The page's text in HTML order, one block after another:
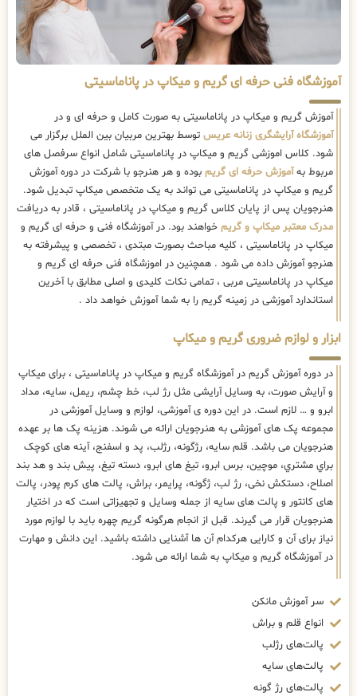
آموزشگاه فنی حرفه ای گریم و میکاپ در پاناماسیتی
آموزش گریم و میکاپ در پاناماسیتی به صورت کامل و حرفه ای و در
آموزشگاه آرایشگری زنانه عریس توسط بهترین مربیان بین الملل برگزار می
شود. کلاس اموزشی گریم و میکاپ در پاناماسیتی شامل انواع سرفصل های
مربوط بهآموزش حرفه ای گریم بوده و هر هنرجو با شرکت در دوره آموزش
گریم و میکاپ در پاناماسیتی می تواند به یک متخصص میکاپ تبدیل شود.
هنرجویان پس از پایان کلاس گریم و میکاپ در پاناماسیتی ، قادر به دریافت
مدرک معتبر میکاپ و گریم خواهند بود. در آموزشگاه فنی و حرفه ای گریم و
میکاپ در پاناماسیتی ، کلیه مباحث بصورت مبتدی ، تخصصی و پیشرفته به
هنرجو آموزش داده می شود . همچنین در اموزشگاه فنی حرفه ای گریم و
میکاپ در پاناماسیتی مربی ، تمامی نکات کلیدی و اصلی مطابق با آخرین
استاندارد آموزشی در زمینه گریم را به شما آموزش خواهد داد .
ابزار و لوازم ضروری گریم و میکاپ
در دوره آموزش گریم در آموزشگاه گریم و میکاپ در پاناماسیتی ، برای میکاپ
و آرایش صورت، به وسایل آرایشی مثل رژ لب، خط چشم، ریمل، سایه، مداد
ابرو و … لازم است. در این دوره ی آموزشی، لوازم و وسایل آموزشی در
مجموعه پک های آموزشی به هنرجویان ارائه می شوند. هزینه پک ها بر عهده
هنرجویان می باشد. قلم سایه، رژگونه، رژلب، پد و اسفنج، آینه های كوچک
براي مشتري، موچین، برس ابرو، تیغ های ابرو، دسته تیغ، پیش بند و هد بند
اصلاح، دستکش نخی، رژ لب، ژگونه، پرایمر، براش، پالت های کرم پودر، پالت
های کانتور و پالت های سایه از جمله وسایل و تجهیزاتی است که در اختیار
هنرجویان قرار می گیرند. قبل از انجام هرگونه گریم چهره باید با لوازم مورد
نیاز برای آن و کارایی هرکدام آن ها آشنایی داشته باشید. این دانش و مهارت
در آموزشگاه گریم و میکاپ به شما ارائه می شود.
سر آموزش مانکن
انواع قلم و براش
پالت‌های رژلب
پالت‌های سایه
پالت‌های رژ گونه